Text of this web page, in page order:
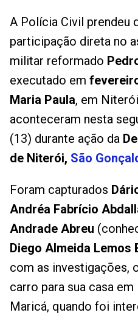
A Polícia Civil prendeu
participação direta no
militar reformado
executado em
Maria Paula, em
aconteceram nesta
(13) durante ação da
de Niterói, São
Foram capturados
Andréa Fabrício
Andrade Abreu
Diego Almeida Lemos
com as investigações,
carro para sua casa
Maricá, quando foi